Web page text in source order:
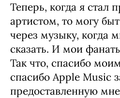
Теперь, когда я стал
артистом, то могу
через музыку, когда
сказать. И мои
Так что, спасибо
спасибо Apple Music
предоставленную